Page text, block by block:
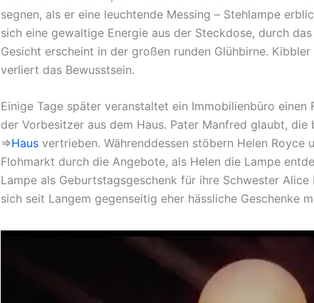
segnen, als er eine leuchtende Messing – Stehlampe
sich eine gewaltige Energie aus der Steckdose, durch
Gesicht erscheint in der großen runden Glühbirne.
verliert das Bewusstsein.
Einige Tage später veranstaltet ein Immobilienbüro
der Vorbesitzer aus dem Haus. Pater Manfred glaubt, die
⇒Haus vertrieben. Währenddessen stöbern Helen Royce
Flohmarkt durch die Angebote, als Helen die Lampe
Lampe als Geburtstagsgeschenk für ihre Schwester
sich seit Langem gegenseitig eher hässliche Geschenke